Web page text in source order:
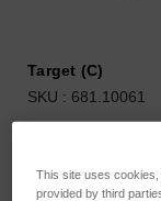
Target (C)
SKU : 681.10061
This site uses cookies,
provided by third